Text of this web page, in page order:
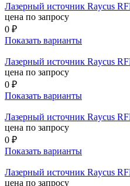
Лазерный источник Raycus
цена по запросу
0 ₽
Показать варианты
Лазерный источник Raycus
цена по запросу
0 ₽
Показать варианты
Лазерный источник Raycus
цена по запросу
0 ₽
Показать варианты
Лазерный источник Raycus
цена по запросу